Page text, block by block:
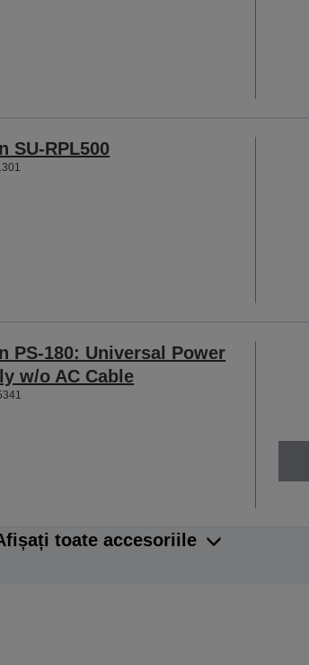
SU-RPL500
PS-180: Universal Power
w/o AC Cable
toate accesoriile